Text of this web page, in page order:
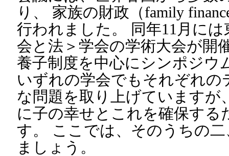
り、 家族の財政（family
行われました。 同年11月に
会と法＞学会の学術大会が開
養子制度を中心にシンポジウ
いずれの学会でもそれぞれの
な問題を取り上げていますが
に子の幸せとこれを確保する
す。 ここでは、そのうちの
ましょう。